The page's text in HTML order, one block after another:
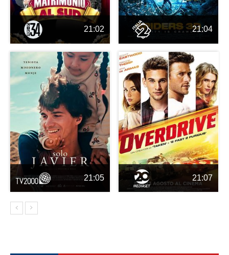
21:02 21:04
21:05 21:07